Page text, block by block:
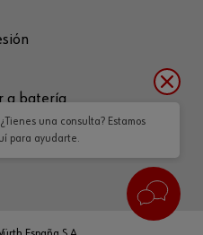
a batería
una consulta? Estamos
para ayudarte.